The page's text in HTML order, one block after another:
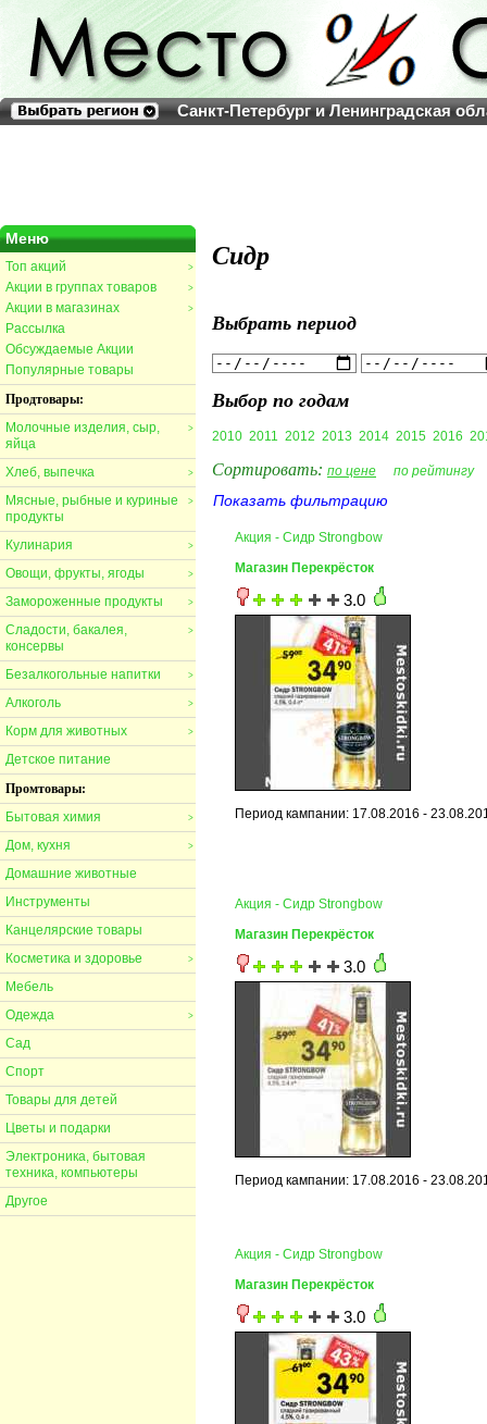
Санкт-Петербург и Ленинградская
Меню
>
Топ акций
>
Акции в группах товаров
>
Акции в магазинах
Рассылка
Обсуждаемые Акции
Популярные товары
Продтовары:
>
Молочные изделия, сыр,
яйца
>
Хлеб, выпечка
>
Мясные, рыбные и куриные
продукты
>
Кулинария
>
Овощи, фрукты, ягоды
>
Замороженные продукты
>
Сладости, бакалея,
консервы
>
Безалкогольные напитки
>
Алкоголь
>
Корм для животных
Детское питание
Промтовары:
>
Бытовая химия
>
Дом, кухня
Домашние животные
Инструменты
Канцелярские товары
>
Косметика и здоровье
Мебель
>
Одежда
Сад
Спорт
Товары для детей
Цветы и подарки
Электроника, бытовая
техника, компьютеры
Другое
Сидр
Выбрать период
Выбор по годам
2010 2011 2012 2013 2014 2015 2016
Сортировать: по цене по рейтингу
Показать фильтрацию
Акция - Сидр Strongbow
Магазин Перекрёсток
3.0
Период кампании: 17.08.2016 -
Акция - Сидр Strongbow
Магазин Перекрёсток
3.0
Период кампании: 17.08.2016 -
Акция - Сидр Strongbow
Магазин Перекрёсток
3.0